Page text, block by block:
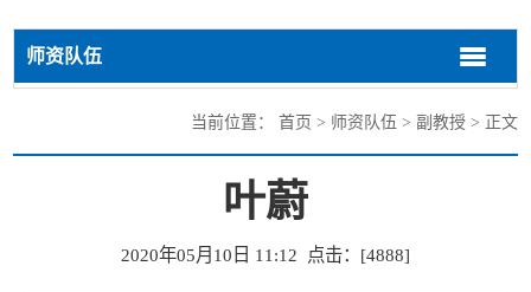
师资队伍
切
换
航
切
换
航
当前位置： 首页 > 师资队伍 > 副教授> 正文
叶蔚
2020年05月10日 11:12 点击：[4888]